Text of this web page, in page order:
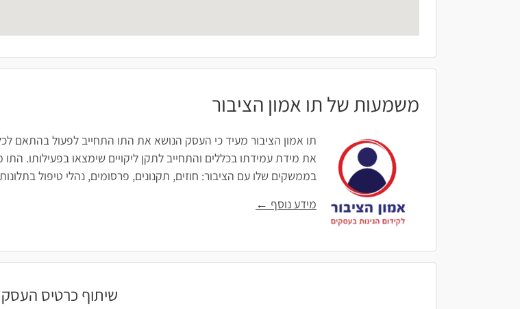
משמעות של תו אמון הציבור
תו אמון הציבור מעיד כי העסק הנושא את התו התחייב לפעול בהתאם
את מידת עמידתו בכללים והתחייב לתקן ליקויים שימצאו בפעילותו.
בממשקים שלו עם הציבור: חוזים, תקנונים, פרסומים, נהלי טיפול
מידע נוסף ←
שיתוף כרטיס העסק